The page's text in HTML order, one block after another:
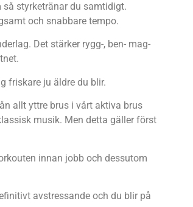
styrketränar du samtidigt.
och snabbare tempo.
Det stärker rygg-, ben- mag-
friskare ju äldre du blir.
allt yttre brus i vårt aktiva brus
musik. Men detta gäller först
innan jobb och dessutom
avstressande och du blir på